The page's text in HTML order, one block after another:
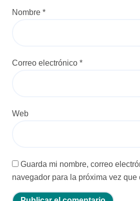
a
Nombre *
Correo electrónico *
Web
Guarda mi nombre, correo
navegador para la próxima vez que